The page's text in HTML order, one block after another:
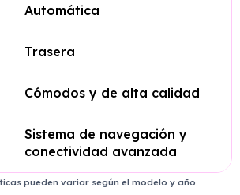
Automática
Trasera
Cómodos y de alta calidad
Sistema de navegación y
conectividad avanzada
pueden variar según el modelo y año.